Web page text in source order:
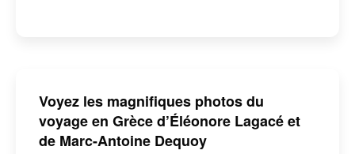
Voyez les magnifiques photos du
voyage en Grèce d’Éléonore Lagacé et
de Marc-Antoine Dequoy